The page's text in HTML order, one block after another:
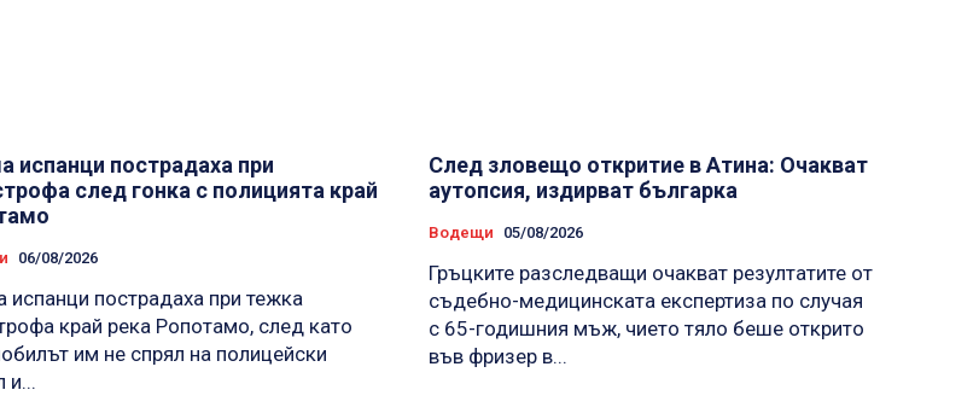
испанци пострадаха при
след гонка с полицията край
06/08/2026
испанци пострадаха при тежка
край река Ропотамо, след като
им не спрял на полицейски
и...
След зловещо откритие в Атина: Очакват
аутопсия, издирват българка
Водещи 05/08/2026
Гръцките разследващи очакват резултатите от
съдебно-медицинската експертиза по случая
с 65-годишния мъж, чието тяло беше открито
във фризер в...